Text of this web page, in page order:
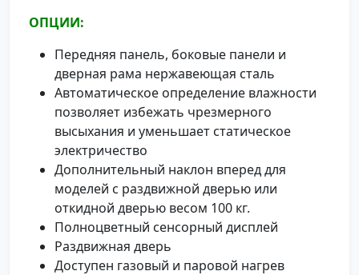
ОПЦИИ:
Передняя панель, боковые панели и
дверная рама нержавеющая сталь
Автоматическое определение влажности
позволяет избежать чрезмерного
высыхания и уменьшает статическое
электричество
Дополнительный наклон вперед для
моделей с раздвижной дверью или
откидной дверью весом 100 кг.
Полноцветный сенсорный дисплей
Раздвижная дверь
Доступен газовый и паровой нагрев